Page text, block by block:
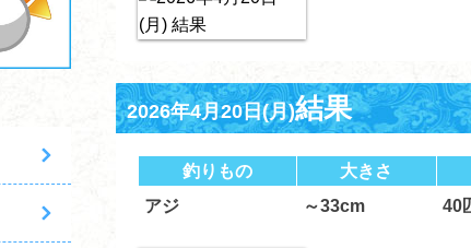
2026年4月20日(月)結果
釣りもの 大きさ
アジ
～33cm 40